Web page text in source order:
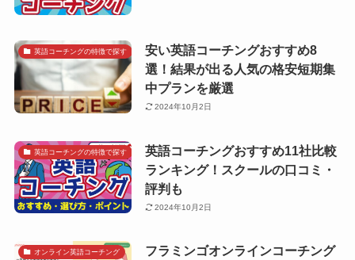
英語コーチングの特徴で探す
安い英語コーチングおすすめ8
選！結果が出る人気の格安短期集
中プランを厳選
2024年10月2日
英語コーチングの特徴で探す
英語コーチングおすすめ11社比較
ランキング！スクールの口コミ・
評判も
2024年10月2日
オンライン英語コーチング
フラミンゴオンラインコーチング